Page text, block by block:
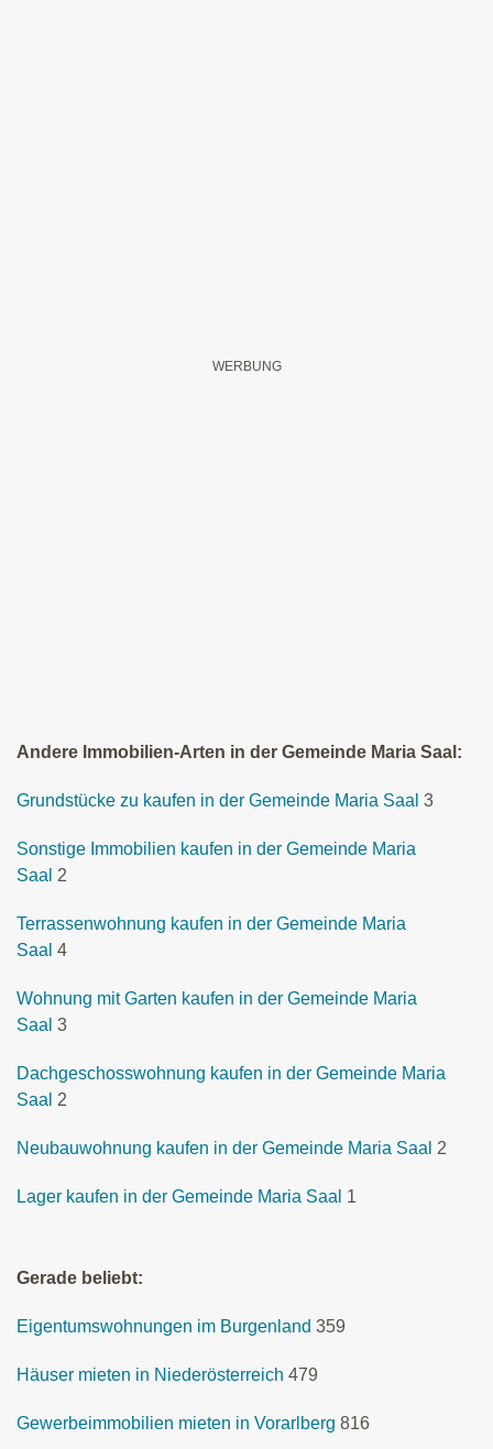
Andere Immobilien-Arten in der Gemeinde Maria Saal:
Grundstücke zu kaufen in der Gemeinde Maria Saal 3
Sonstige Immobilien kaufen in der Gemeinde Maria
Saal 2
Terrassenwohnung kaufen in der Gemeinde Maria
Saal 4
Wohnung mit Garten kaufen in der Gemeinde Maria
Saal 3
Dachgeschosswohnung kaufen in der Gemeinde Maria
Saal 2
Neubauwohnung kaufen in der Gemeinde Maria Saal 2
Lager kaufen in der Gemeinde Maria Saal 1
Gerade beliebt:
Eigentumswohnungen im Burgenland 359
Häuser mieten in Niederösterreich 479
Gewerbeimmobilien mieten in Vorarlberg 816